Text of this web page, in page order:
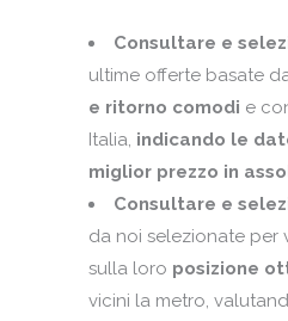
Consultare e
ultime offerte basate
e ritorno comodi e
Italia, indicando le
miglior prezzo in
Consultare e
da noi selezionate per
sulla loro posizione
vicini la metro,